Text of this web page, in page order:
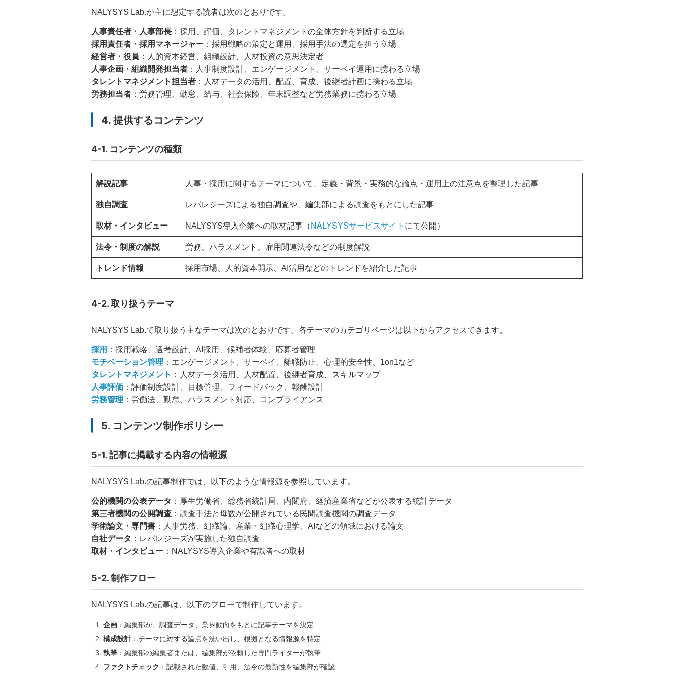
NALYSYS Lab.が主に想定する読者は次のとおりです。
人事責任者・人事部長 ：採用、評価、タレントマネジメントの全体方針を判断する立場
採用責任者・採用マネージャー ：採用戦略の策定と運用、採用手法の選定を担う立場
経営者・役員 ：人的資本経営、組織設計、人材投資の意思決定者
人事企画・組織開発担当者 ：人事制度設計、エンゲージメント、サーベイ運用に携わる立場
タレントマネジメント担当者 ：人材データの活用、配置、育成、後継者計画に携わる立場
労務担当者 ：労務管理、勤怠、給与、社会保険、年末調整など労務業務に携わる立場
4. 提供するコンテンツ
4-1. コンテンツの種類
解説記事 人事・採用に関するテーマについて、定義・背景・実務的な論点・運用上の注意点を整理した記事
独自調査 レバレジーズによる独自調査や、編集部による調査をもとにした記事
取材・インタビュー NALYSYS導入企業への取材記事（ NALYSYSサービスサイト にて公開）
法令・制度の解説 労務、ハラスメント、雇用関連法令などの制度解説
トレンド情報 採用市場、人的資本開示、AI活用などのトレンドを紹介した記事
4-2. 取り扱うテーマ
NALYSYS Lab.で取り扱う主なテーマは次のとおりです。各テーマのカテゴリページは以下からアクセスできます。
採用 ：採用戦略、選考設計、AI採用、候補者体験、応募者管理
モチベーション管理 ：エンゲージメント、サーベイ、離職防止、心理的安全性、1on1など
タレントマネジメント ：人材データ活用、人材配置、後継者育成、スキルマップ
人事評価 ：評価制度設計、目標管理、フィードバック、報酬設計
労務管理 ：労働法、勤怠、ハラスメント対応、コンプライアンス
5. コンテンツ制作ポリシー
5-1. 記事に掲載する内容の情報源
NALYSYS Lab.の記事制作では、以下のような情報源を参照しています。
公的機関の公表データ ：厚生労働省、総務省統計局、内閣府、経済産業省などが公表する統計データ
第三者機関の公開調査 ：調査手法と母数が公開されている民間調査機関の調査データ
学術論文・専門書 ：人事労務、組織論、産業・組織心理学、AIなどの領域における論文
自社データ ：レバレジーズが実施した独自調査
取材・インタビュー ：NALYSYS導入企業や有識者への取材
5-2. 制作フロー
NALYSYS Lab.の記事は、以下のフローで制作しています。
企画 ：編集部が、調査データ、業界動向をもとに記事テーマを決定
構成設計 ：テーマに対する論点を洗い出し、根拠となる情報源を特定
執筆 ：編集部の編集者または、編集部が依頼した専門ライターが執筆
ファクトチェック ：記載された数値、引用、法令の最新性を編集部が確認